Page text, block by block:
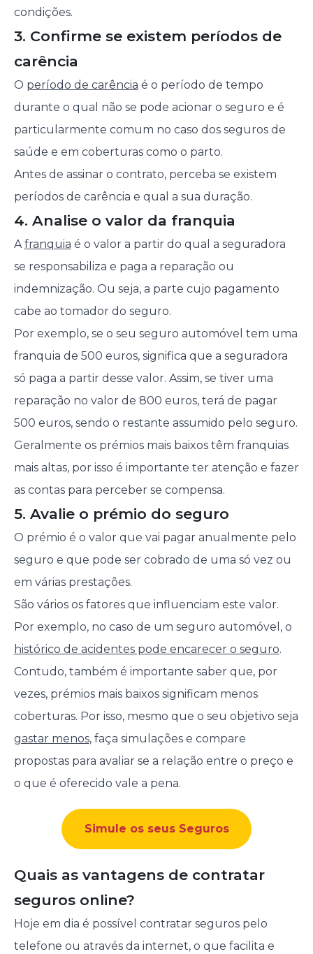
condições.
3. Confirme se existem períodos de
carência
O período de carência é o período de tempo
durante o qual não se pode acionar o seguro e é
particularmente comum no caso dos seguros de
saúde e em coberturas como o parto.
Antes de assinar o contrato, perceba se existem
períodos de carência e qual a sua duração.
4. Analise o valor da franquia
Afranquia é o valor a partir do qual a seguradora
se responsabiliza e paga a reparação ou
indemnização. Ou seja, a parte cujo pagamento
cabe ao tomador do seguro.
Por exemplo, se o seu seguro automóvel tem uma
franquia de 500 euros, significa que a seguradora
só paga a partir desse valor. Assim, se tiver uma
reparação no valor de 800 euros, terá de pagar
500 euros, sendo o restante assumido pelo seguro.
Geralmente os prémios mais baixos têm franquias
mais altas, por isso é importante ter atenção e fazer
as contas para perceber se compensa.
5. Avalie o prémio do seguro
O prémio é o valor que vai pagar anualmente pelo
seguro e que pode ser cobrado de uma só vez ou
em várias prestações.
São vários os fatores que influenciam este valor.
Por exemplo, no caso de um seguro automóvel, o
histórico de acidentes pode encarecer o seguro.
Contudo, também é importante saber que, por
vezes, prémios mais baixos significam menos
coberturas. Por isso, mesmo que o seu objetivo seja
gastar menos, faça simulações e compare
propostas para avaliar se a relação entre o preço e
o que é oferecido vale a pena.
Simule os seus Seguros
Quais as vantagens de contratar
seguros online?
Hoje em dia é possível contratar seguros pelo
telefone ou através da internet, o que facilita e